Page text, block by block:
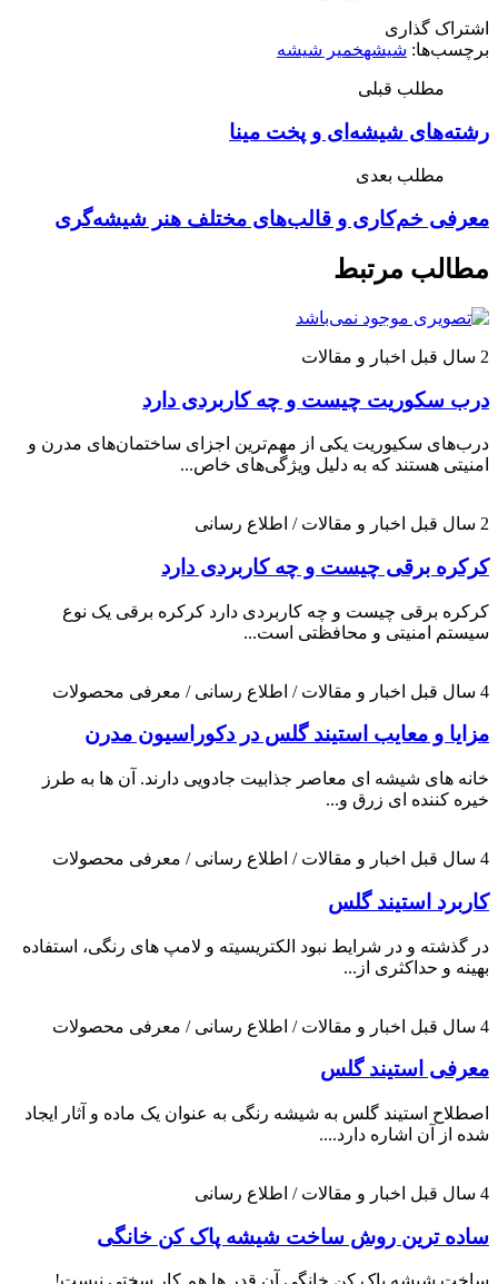
اشتراک گذاری
برچسب‌ها: شیشهخمیر شیشه
مطلب قبلی
رشته‌های شیشه‌ای و پخت مینا
مطلب بعدی
معرفی خم‌کاری و قالب‌های مختلف هنر شیشه‌گری
مطالب مرتبط
2 سال قبل اخبار و مقالات
درب سکوریت چیست و چه کاربردی دارد
درب‌های سکیوریت یکی از مهم‌ترین اجزای ساختمان‌های مدرن و
امنیتی هستند که به دلیل ویژگی‌های خاص...
2 سال قبل اخبار و مقالات / اطلاع رسانی
کرکره برقی چیست و چه کاربردی دارد
کرکره برقی چیست و چه کاربردی دارد کرکره برقی یک نوع
سیستم امنیتی و محافظتی است...
4 سال قبل اخبار و مقالات / اطلاع رسانی / معرفی محصولات
مزایا و معایب استیند گلس در دکوراسیون مدرن
خانه های شیشه ای معاصر جذابیت جادویی دارند. آن ها به طرز
خیره کننده ای زرق و...
4 سال قبل اخبار و مقالات / اطلاع رسانی / معرفی محصولات
کاربرد استیند گلس
در گذشته و در شرایط نبود الکتریسیته و لامپ های رنگی، استفاده
بهینه و حداکثری از...
4 سال قبل اخبار و مقالات / اطلاع رسانی / معرفی محصولات
معرفی استیند گلس
اصطلاح استیند گلس به شیشه رنگی به عنوان یک ماده و آثار ایجاد
شده از آن اشاره دارد....
4 سال قبل اخبار و مقالات / اطلاع رسانی
ساده ترین روش ساخت شیشه پاک کن خانگی